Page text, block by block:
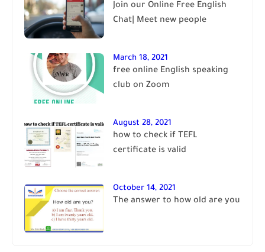
Join our Online Free English
Chat| Meet new people
March 18, 2021
free online English speaking
club on Zoom
August 28, 2021
how to check if TEFL
certificate is valid
October 14, 2021
The answer to how old are you